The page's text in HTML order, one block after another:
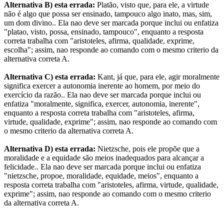
Alternativa B) esta errada: Platão, visto que, para ele, a virtude
não é algo que possa ser ensinado, tampouco algo inato, mas, sim,
um dom divino.. Ela nao deve ser marcada porque inclui ou enfatiza
"platao, visto, possa, ensinado, tampouco", enquanto a resposta
correta trabalha com "aristoteles, afirma, qualidade, exprime,
escolha"; assim, nao responde ao comando com o mesmo criterio da
alternativa correta A.
Alternativa C) esta errada: Kant, já que, para ele, agir moralmente
significa exercer a autonomia inerente ao homem, por meio do
exercício da razão.. Ela nao deve ser marcada porque inclui ou
enfatiza "moralmente, significa, exercer, autonomia, inerente",
enquanto a resposta correta trabalha com "aristoteles, afirma,
virtude, qualidade, exprime"; assim, nao responde ao comando com
o mesmo criterio da alternativa correta A.
Alternativa D) esta errada: Nietzsche, pois ele propõe que a
moralidade e a equidade são meios inadequados para alcançar a
felicidade.. Ela nao deve ser marcada porque inclui ou enfatiza
"nietzsche, propoe, moralidade, equidade, meios", enquanto a
resposta correta trabalha com "aristoteles, afirma, virtude, qualidade,
exprime"; assim, nao responde ao comando com o mesmo criterio
da alternativa correta A.